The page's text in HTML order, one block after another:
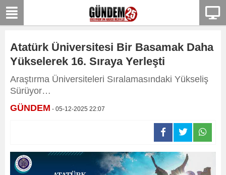
Atatürk Üniversitesi Bir Basamak Daha
Yükselerek 16. Sıraya Yerleşti
Araştırma Üniversiteleri Sıralamasındaki Yükseliş
Sürüyor…
GÜNDEM - 05-12-2025 22:07